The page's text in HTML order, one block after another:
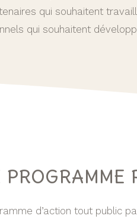
qui souhaitent
qui souhaitent
d’action tout public